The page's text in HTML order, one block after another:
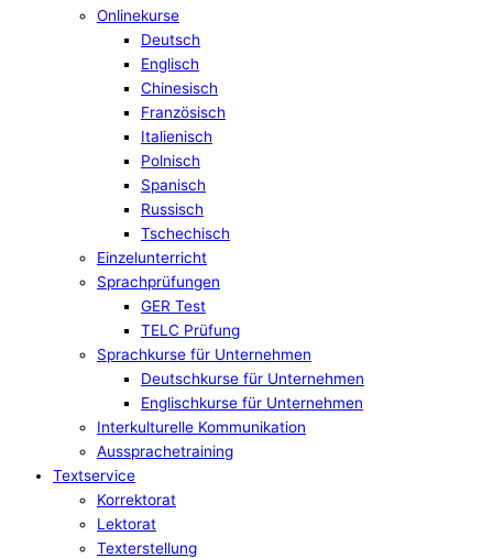
Onlinekurse
Deutsch
Englisch
Chinesisch
Französisch
Italienisch
Polnisch
Spanisch
Russisch
Tschechisch
Einzelunterricht
Sprachprüfungen
GER Test
TELC Prüfung
Sprachkurse für Unternehmen
Deutschkurse für Unternehmen
Englischkurse für Unternehmen
Interkulturelle Kommunikation
Aussprachetraining
Textservice
Korrektorat
Lektorat
Texterstellung